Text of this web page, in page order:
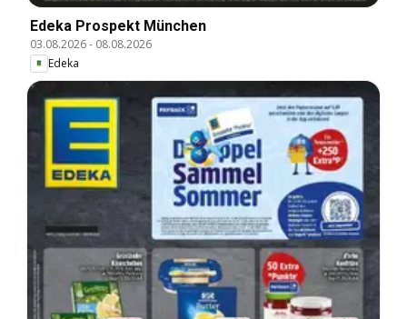
Edeka Prospekt München
03.08.2026- 08.08.2026
Edeka